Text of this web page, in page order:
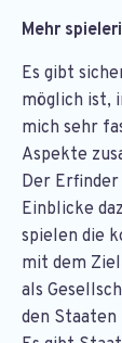
Mehr
Es gibt
möglich ist,
mich sehr
Aspekte
Der
Einblicke
spielen die
mit dem
als
den